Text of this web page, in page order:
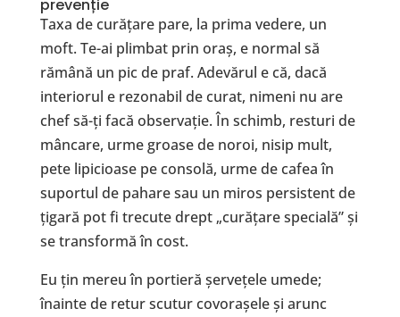
prevenție
Taxa de curățare pare, la prima vedere, un
moft. Te-ai plimbat prin oraș, e normal să
rămână un pic de praf. Adevărul e că, dacă
interiorul e rezonabil de curat, nimeni nu are
chef să-ți facă observație. În schimb, resturi de
mâncare, urme groase de noroi, nisip mult,
pete lipicioase pe consolă, urme de cafea în
suportul de pahare sau un miros persistent de
țigară pot fi trecute drept „curățare specială” și
se transformă în cost.
Eu țin mereu în portieră șervețele umede;
înainte de retur scutur covorașele și arunc